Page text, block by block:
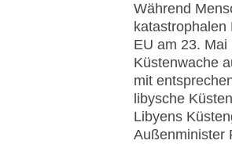
Während
EU am 23.
Küstenwache
mit
libysche
Libyens
Außenminister